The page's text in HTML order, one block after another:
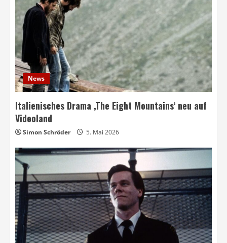
News
Italienisches Drama ‚The Eight Mountains‘ neu auf
Videoland
Simon Schröder 5. Mai 2026